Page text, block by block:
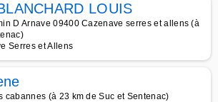
LOUIS
D Arnave 09400 Cazenave serres et allens (à
Serres et Allens
cabannes (à 23 km de Suc et Sentenac)